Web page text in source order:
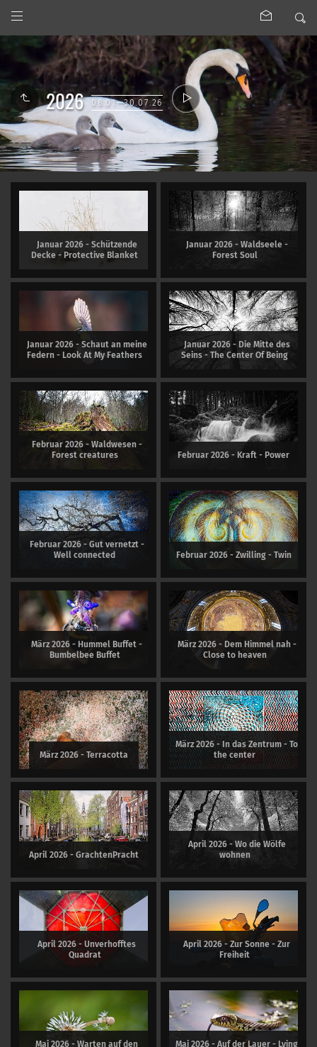
2026 08.01—30.07.26
Januar 2026 - Schützende
Decke - Protective Blanket
Januar 2026 - Waldseele -
Forest Soul
Januar 2026 - Schaut an meine
Federn - Look At My Feathers
Januar 2026 - Die Mitte des
Seins - The Center Of Being
Februar 2026 - Waldwesen -
Forest creatures
Februar 2026 - Kraft - Power
Februar 2026 - Gut vernetzt -
Well connected
Februar 2026 - Zwilling - Twin
März 2026 - Hummel Buffet -
Bumbelbee Buffet
März 2026 - Dem Himmel nah -
Close to heaven
März 2026 - Terracotta
März 2026 - In das Zentrum - To
the center
April 2026 - GrachtenPracht
April 2026 - Wo die Wölfe
wohnen
April 2026 - Unverhofftes
Quadrat
April 2026 - Zur Sonne - Zur
Freiheit
Mai 2026 - Warten auf den
Mai 2026 - Auf der Lauer - Lying